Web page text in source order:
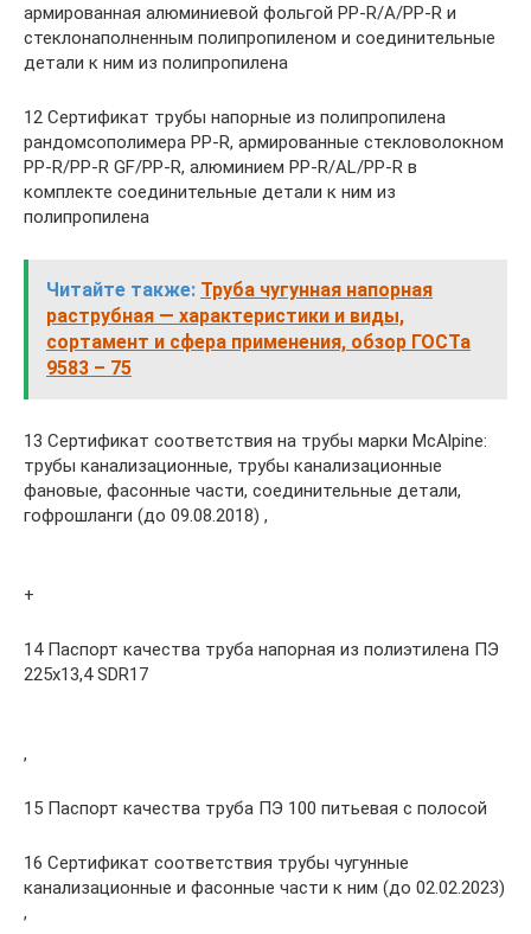
армированная алюминиевой фольгой PP-R/A/PP-R и
стеклонаполненным полипропиленом и соединительные
детали к ним из полипропилена
12 Сертификат трубы напорные из полипропилена
рандомсополимера PP-R, армированные стекловолокном
PP-R/PP-R GF/PP-R, алюминием PP-R/AL/PP-R в
комплекте соединительные детали к ним из
полипропилена
Читайте также: Труба чугунная напорная
раструбная — характеристики и виды,
сортамент и сфера применения, обзор ГОСТа
9583 – 75
13 Сертификат соответствия на трубы марки McAlpine:
трубы канализационные, трубы канализационные
фановые, фасонные части, соединительные детали,
гофрошланги (до 09.08.2018) ,
+
14 Паспорт качества труба напорная из полиэтилена ПЭ
225х13,4 SDR17
,
15 Паспорт качества труба ПЭ 100 питьевая с полосой
16 Сертификат соответствия трубы чугунные
канализационные и фасонные части к ним (до 02.02.2023)
,